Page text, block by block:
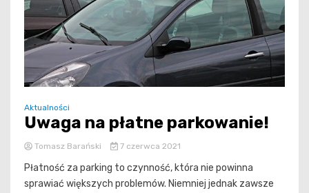
Aktualności
Uwaga na płatne parkowanie!
Tomasz Barański 7 czerwca 2021
Płatność za parking to czynność, która nie powinna
sprawiać większych problemów. Niemniej jednak zawsze